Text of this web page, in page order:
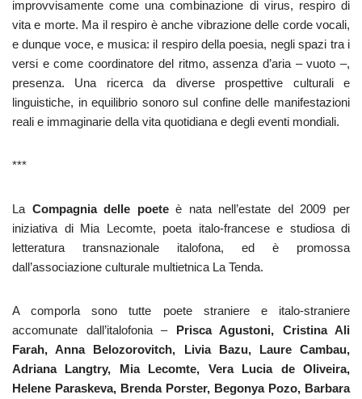
improvvisamente come una combinazione di virus, respiro di
vita e morte. Ma il respiro è anche vibrazione delle corde vocali,
e dunque voce, e musica: il respiro della poesia, negli spazi tra i
versi e come coordinatore del ritmo, assenza d’aria – vuoto –,
presenza. Una ricerca da diverse prospettive culturali e
linguistiche, in equilibrio sonoro sul confine delle manifestazioni
reali e immaginarie della vita quotidiana e degli eventi mondiali.
***
La Compagnia delle poeteè nata nell’estate del 2009 per
iniziativa di Mia Lecomte, poeta italo-francese e studiosa di
letteratura transnazionale italofona, ed è promossa
dall’associazione culturale multietnica La Tenda.
A comporla sono tutte poete straniere e italo-straniere
accomunate dall’italofonia –Prisca Agustoni, Cristina Ali
Farah, Anna Belozorovitch, Livia Bazu, Laure Cambau,
Adriana Langtry, Mia Lecomte, Vera Lucia de Oliveira,
Helene Paraskeva, Brenda Porster, Begonya Pozo, Barbara